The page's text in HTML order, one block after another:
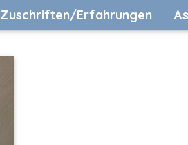
Zuschriften/Erfahrungen